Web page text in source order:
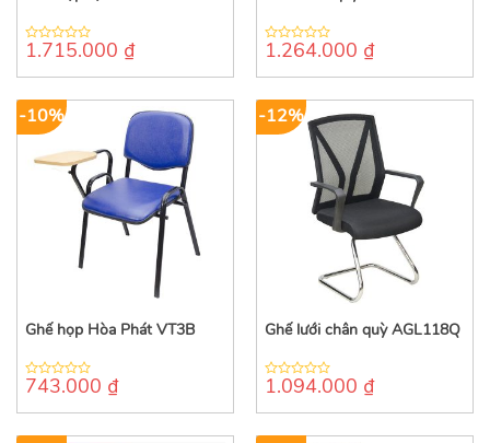
0
of
1.715.000 ₫
0
of
1.264.000 ₫
-10%
Ghế họp Hòa Phát VT3B
0
of
743.000 ₫
-12%
Ghế lưới chân quỳ AGL118Q
0
of
1.094.000 ₫